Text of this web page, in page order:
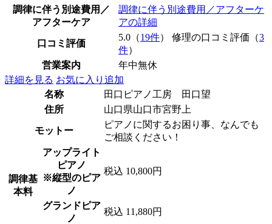
調律に伴う別途費用／
アフターケア
調律に伴う別途費用／アフターケ
アの詳細
口コミ評価
5.0（19件） 修理の口コミ評価（3
件）
営業案内
年中無休
詳細を見る お気に入り追加
名称
田口ピアノ工房 田口望
住所
山口県山口市宮野上
モットー
ピアノに関するお困り事、なんでも
ご相談ください！
調律基
本料
アップライト
ピアノ
※縦型のピア
ノ
税込 10,800円
グランドピア
ノ
税込 11,880円